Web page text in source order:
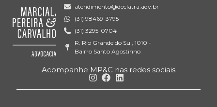
atendimento@declatra.adv.br
(31) 98469-3795
(31) 3295-0704
R. Rio Grande do Sul, 1010 -
Bairro Santo Agostinho
Acompanhe MP&C nas redes sociais